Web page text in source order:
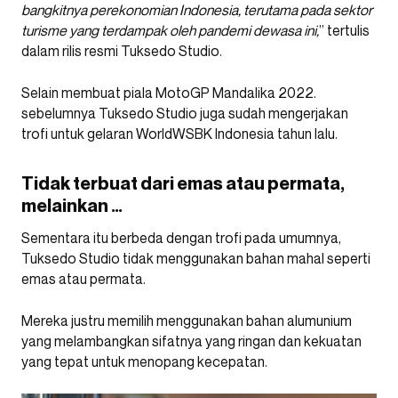
bangkitnya perekonomian Indonesia, terutama pada sektor
turisme yang terdampak oleh pandemi dewasa ini,” tertulis
dalam rilis resmi Tuksedo Studio.
Selain membuat piala MotoGP Mandalika 2022.
sebelumnya Tuksedo Studio juga sudah mengerjakan
trofi untuk gelaran WorldWSBK Indonesia tahun lalu.
Tidak terbuat dari emas atau permata,
melainkan …
Sementara itu berbeda dengan trofi pada umumnya,
Tuksedo Studio tidak menggunakan bahan mahal seperti
emas atau permata.
Mereka justru memilih menggunakan bahan alumunium
yang melambangkan sifatnya yang ringan dan kekuatan
yang tepat untuk menopang kecepatan.